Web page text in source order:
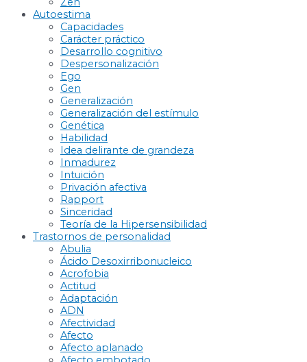
Autoestima
Capacidades
Carácter práctico
Desarrollo cognitivo
Despersonalización
Ego
Gen
Generalización
Generalización del estímulo
Genética
Habilidad
Idea delirante de grandeza
Inmadurez
Intuición
Privación afectiva
Rapport
Sinceridad
Teoría de la Hipersensibilidad
Trastornos de personalidad
Abulia
Ácido Desoxirribonucleico
Acrofobia
Actitud
Adaptación
ADN
Afectividad
Afecto
Afecto aplanado